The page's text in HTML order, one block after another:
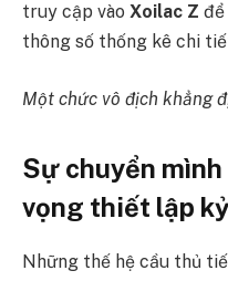
truy cập vào Xoilac Z để
thông số thống kê chi
Một chức vô địch khẳng
Sự chuyển
vọng thiết lập
Những thế hệ cầu thủ